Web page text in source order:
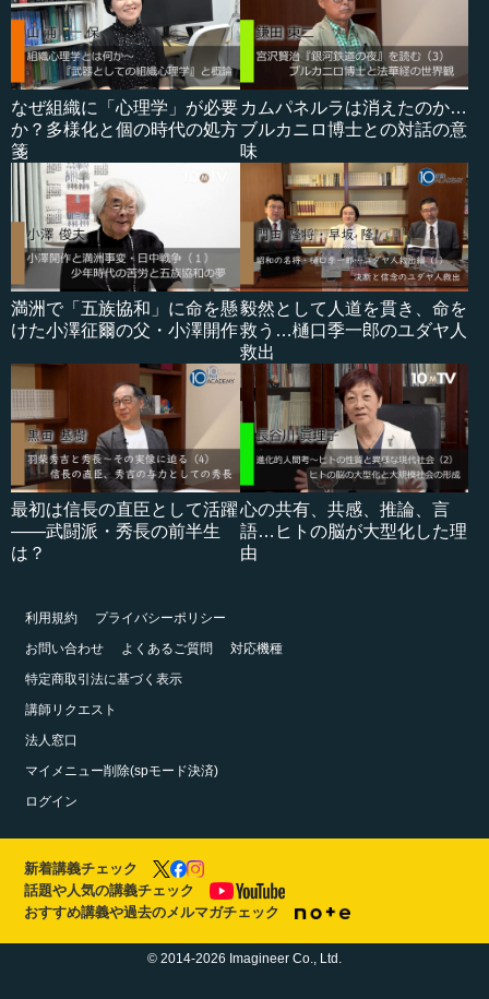
なぜ組織に「心理学」が必要
か？多様化と個の時代の処方
箋
カムパネルラは消えたのか…
ブルカニロ博士との対話の意
味
満洲で「五族協和」に命を懸
けた小澤征爾の父・小澤開作
毅然として人道を貫き、命を
救う…樋口季一郎のユダヤ人
救出
最初は信長の直臣として活躍
――武闘派・秀長の前半生
は？
心の共有、共感、推論、言
語…ヒトの脳が大型化した理
由
利用規約
プライバシーポリシー
お問い合わせ
よくあるご質問
対応機種
特定商取引法に基づく表示
講師リクエスト
法人窓口
マイメニュー削除(spモード決済)
ログイン
新着講義チェック
話題や人気の講義チェック
おすすめ講義や過去のメルマガチェック
© 2014-2026 Imagineer Co., Ltd.